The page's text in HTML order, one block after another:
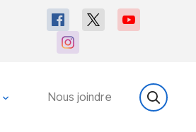
Nous joindre